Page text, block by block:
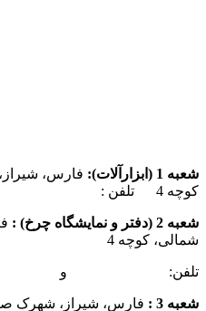
شعبه 1 (ابزارآلات):
فارس،
کوچه 4 تلفن :
شعبه 2 (دفتر و نمایشگاه چرخ) :
شمالی، کوچه 4
تلفن: و
شعبه 3 :
فارس، شیراز، شهرک